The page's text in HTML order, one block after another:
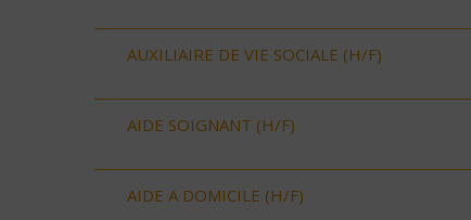
AUXILIAIRE DE VIE SOCIALE (H/F)
AIDE SOIGNANT (H/F)
AIDE A DOMICILE (H/F)